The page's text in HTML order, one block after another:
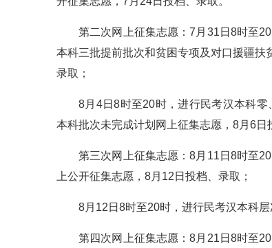
第二次网上征集志愿：7月31日8时至
本科三批提前批次和贫困专项及对口援疆扶
录取；
8月4日8时至20时，进行民考汉本科
本科批次未完成计划网上征集志愿，8月6日
第三次网上征集志愿：8月11日8时至
上公开征集志愿，8月12日投档、录取；
8月12日8时至20时，进行民考汉本科
第四次网上征集志愿：8月21日8时至